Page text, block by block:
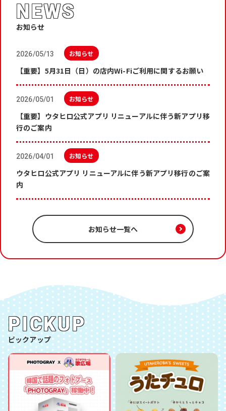
NEWS
お知らせ
2026/05/13 お知らせ
【重要】5月31日（日）の店内Wi-Fiご利用に関するお願い
2026/05/01 お知らせ
【重要】ウタヒロ公式アプリ リニューアルに伴う新アプリ移
行のご案内
2026/04/01 お知らせ
ウタヒロ公式アプリ リニューアルに伴う新アプリ移行のご案
内
お知らせ一覧へ
PICKUP
ピックアップ